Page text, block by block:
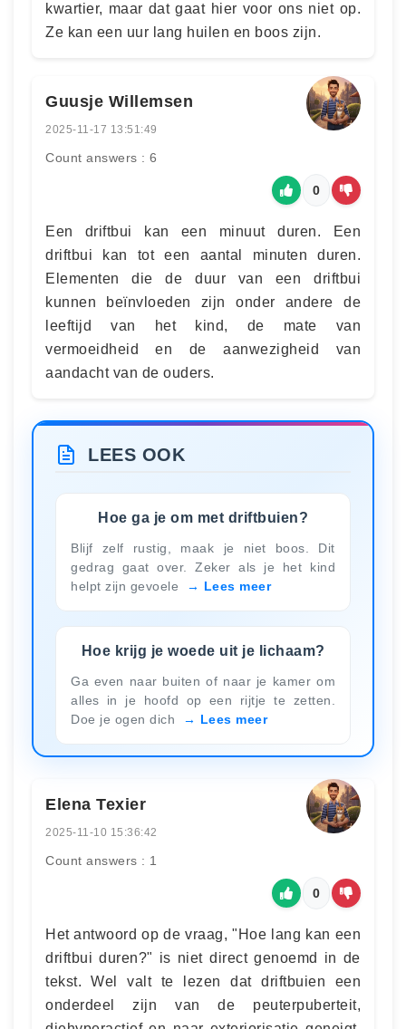
kwartier, maar dat gaat hier voor ons niet op.
Ze kan een uur lang huilen en boos zijn.
Guusje Willemsen
2025-11-17 13:51:49
Count answers : 6
0
Een driftbui kan een minuut duren. Een
driftbui kan tot een aantal minuten duren.
Elementen die de duur van een driftbui
kunnen beïnvloeden zijn onder andere de
leeftijd van het kind, de mate van
vermoeidheid en de aanwezigheid van
aandacht van de ouders.
LEES OOK
Hoe ga je om met driftbuien?
Blijf zelf rustig, maak je niet boos. Dit
gedrag gaat over. Zeker als je het kind
helpt zijn gevoele
Lees meer
Hoe krijg je woede uit je lichaam?
Ga even naar buiten of naar je kamer om
alles in je hoofd op een rijtje te zetten.
Doe je ogen dich
Lees meer
Elena Texier
2025-11-10 15:36:42
Count answers : 1
0
Het antwoord op de vraag, "Hoe lang kan een
driftbui duren?" is niet direct genoemd in de
tekst. Wel valt te lezen dat driftbuien een
onderdeel zijn van de peuterpuberteit,